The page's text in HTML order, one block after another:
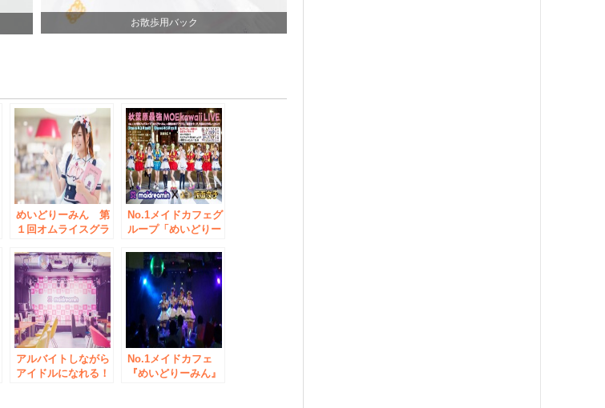
お散歩用バック
めいどりーみん 第
１回オムライスグラ
No.1メイドカフェグ
ループ「めいどりー
アイドル「仮面女
子」がコラボレーシ
ョン！～秋葉原最強
MOEkawaiiLIVE開
催決定～
アルバイトしながら
アイドルになれる！
No.1メイドカフェ
『めいどりーみん』